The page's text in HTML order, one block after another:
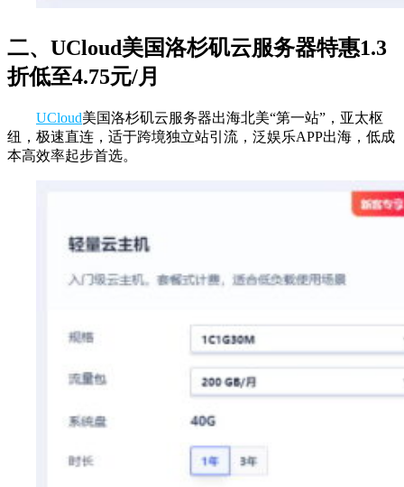
二、UCloud美国洛杉矶云服务器特惠1.3
折低至4.75元/月
UCloud美国洛杉矶云服务器出海北美“第一站”，亚太枢
纽，极速直连，适于跨境独立站引流，泛娱乐APP出海，低成
本高效率起步首选。